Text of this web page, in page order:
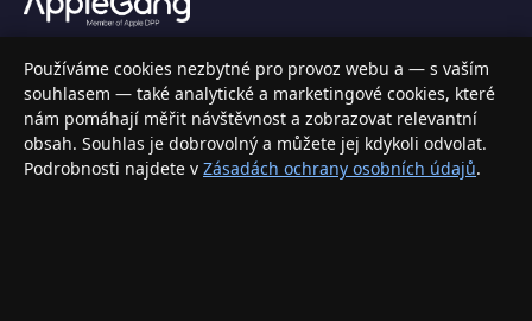
Váš specializovaný obchod s Apple produkty, příslušenstvím a
elektronikou. Nakupujte bezpečně a s jistotou.
INFORMACE
Doprava a doručení
Používáme cookies nezbytné pro provoz webu a — s vaším
souhlasem — také analytické a marketingové cookies, které
nám pomáhají měřit návštěvnost a zobrazovat relevantní
obsah. Souhlas je dobrovolný a můžete jej kdykoli odvolat.
Podrobnosti najdete v Zásadách ochrany osobních údajů.